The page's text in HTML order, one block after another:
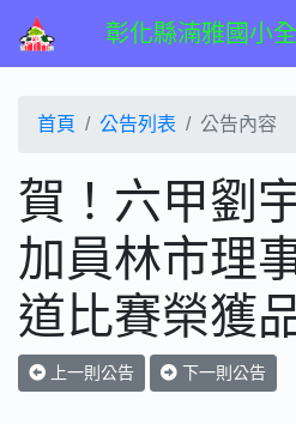
彰化縣湳雅國小
首頁 公告列表 公告內容
賀！六甲劉
加員林市理
道比賽榮獲
上一則公告 下一則公告